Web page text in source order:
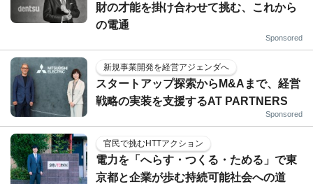
財の才能を掛け合わせて挑む、これから
の電通
Sponsored
新規事業開発を経営アジェンダへ
スタートアップ探索からM&Aまで、経営
戦略の実装を支援するAT PARTNERS
Sponsored
官民で挑むHTTアクション
電力を「へらす・つくる・ためる」で東
京都と企業が歩む持続可能社会への道